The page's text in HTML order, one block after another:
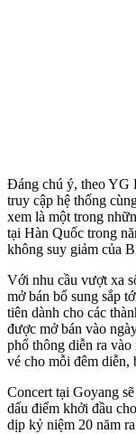
Đáng chú ý, theo YG
truy cập hệ thống
xem là một trong
tại Hàn Quốc trong
không suy giảm của
Với nhu cầu vượt xa
mở bán bổ sung sắp
tiên dành cho các
được mở bán vào
phổ thông diễn ra
vé cho mỗi đêm diễn,
Concert tại Goyang
dấu điểm khởi đầu
dịp kỷ niệm 20 năm